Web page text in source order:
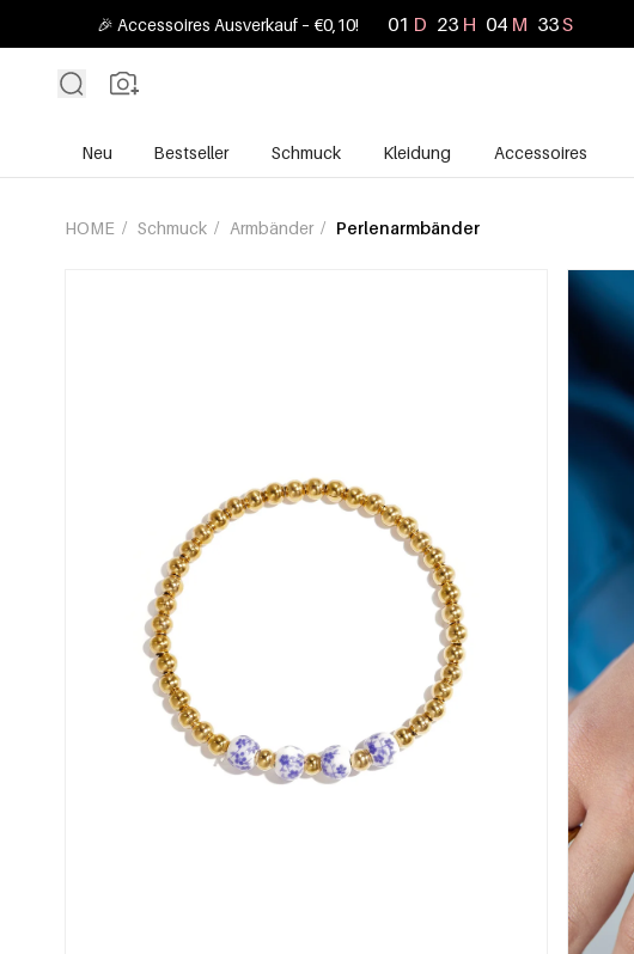
🎉 Accessoires Ausverkauf – €0,10! 01 D 23 H 04 M 31S
Neu Bestseller Schmuck Kleidung Accessoires
HOME / Schmuck / Armbänder / Perlenarmbänder